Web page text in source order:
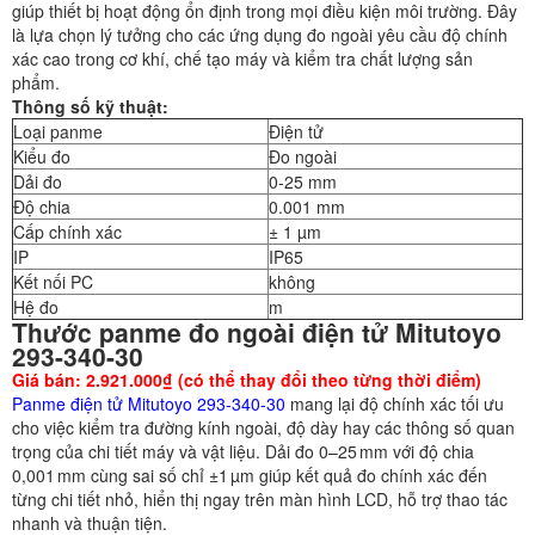
giúp thiết bị hoạt động ổn định trong mọi điều kiện môi trường. Đây
là lựa chọn lý tưởng cho các ứng dụng đo ngoài yêu cầu độ chính
xác cao trong cơ khí, chế tạo máy và kiểm tra chất lượng sản
phẩm.
Thông số kỹ thuật:
Loại panme
Điện tử
Kiểu đo
Đo ngoài
Dải đo
0-25 mm
Độ chia
0.001 mm
Cấp chính xác
± 1 µm
IP
IP65
Kết nối PC
không
Hệ đo
m
Thước panme đo ngoài điện tử Mitutoyo
293-340-30
Giá bán: 2.921.000₫ (có thể thay đổi theo từng thời điểm)
Panme điện tử Mitutoyo 293-340-30 mang lại độ chính xác tối ưu
cho việc kiểm tra đường kính ngoài, độ dày hay các thông số quan
trọng của chi tiết máy và vật liệu. Dải đo 0–25 mm với độ chia
0,001 mm cùng sai số chỉ ±1 µm giúp kết quả đo chính xác đến
từng chi tiết nhỏ, hiển thị ngay trên màn hình LCD, hỗ trợ thao tác
nhanh và thuận tiện.